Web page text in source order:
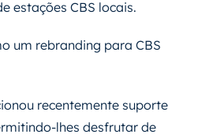
estações CBS locais.
um rebranding para CBS
recentemente suporte
lhes desfrutar de